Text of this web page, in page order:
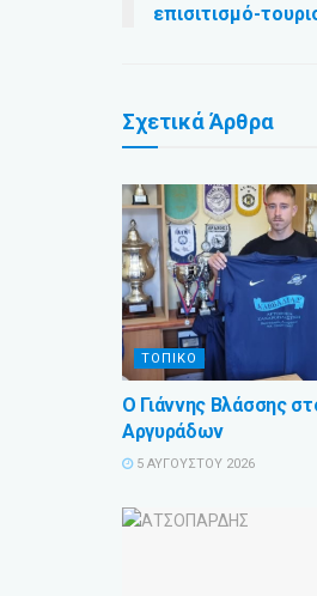
επισιτισμό-
ΣχετικάΆρθρα
ΤΟΠΙΚΟ
Ο Γιάννης Βλάσσης
Αργυράδων
5 ΑΥΓΟΎΣΤΟΥ 2026